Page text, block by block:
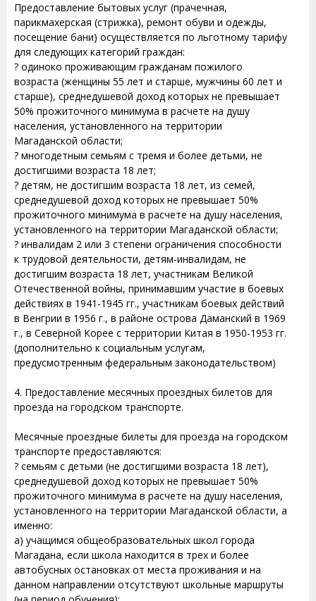
Предоставление бытовых услуг (прачечная,
парикмахерская (стрижка), ремонт обуви и одежды,
посещение бани) осуществляется по льготному тарифу
для следующих категорий граждан:
? одиноко проживающим гражданам пожилого
возраста (женщины 55 лет и старше, мужчины 60 лет и
старше), среднедушевой доход которых не превышает
50% прожиточного минимума в расчете на душу
населения, установленного на территории
Магаданской области;
? многодетным семьям с тремя и более детьми, не
достигшими возраста 18 лет;
? детям, не достигшим возраста 18 лет, из семей,
среднедушевой доход которых не превышает 50%
прожиточного минимума в расчете на душу населения,
установленного на территории Магаданской области;
? инвалидам 2 или 3 степени ограничения способности
к трудовой деятельности, детям-инвалидам, не
достигшим возраста 18 лет, участникам Великой
Отечественной войны, принимавшим участие в боевых
действиях в 1941-1945 гг., участникам боевых действий
в Венгрии в 1956 г., в районе острова Даманский в 1969
г., в Северной Корее с территории Китая в 1950-1953 гг.
(дополнительно к социальным услугам,
предусмотренным федеральным законодательством)
4. Предоставление месячных проездных билетов для
проезда на городском транспорте.
Месячные проездные билеты для проезда на городском
транспорте предоставляются:
? семьям с детьми (не достигшими возраста 18 лет),
среднедушевой доход которых не превышает 50%
прожиточного минимума в расчете на душу населения,
установленного на территории Магаданской области, а
именно:
а) учащимся общеобразовательных школ города
Магадана, если школа находится в трех и более
автобусных остановках от места проживания и на
данном направлении отсутствуют школьные маршруты